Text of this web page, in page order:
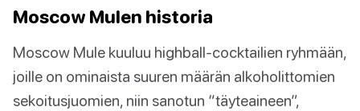
Moscow Mulen historia
Moscow Mule kuuluu highball-cocktailien ryhmään,
joille on ominaista suuren määrän alkoholittomien
sekoitusjuomien, niin sanotun “täyteaineen”,